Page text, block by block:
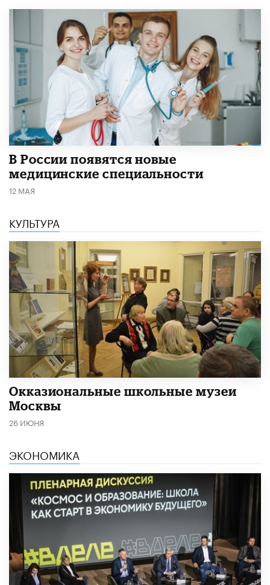
В России появятся новые
медицинские специальности
12 МАЯ
КУЛЬТУРА
​Окказиональные школьные музеи
Москвы
26 ИЮНЯ
ЭКОНОМИКА